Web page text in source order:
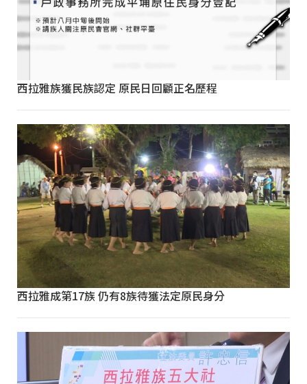
西拉雅族獲民族認定 原民日回顧正名歷程
西拉雅成第17族 仍有8族待獲法定原民身分